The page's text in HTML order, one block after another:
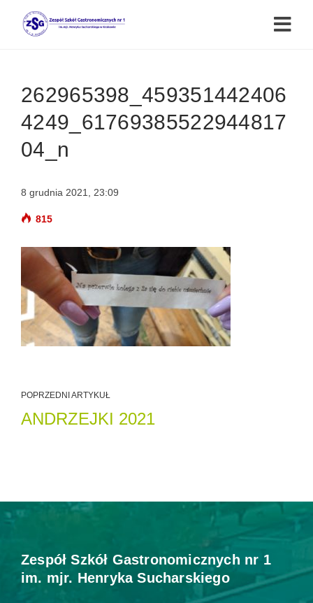
262965398_459351442406
4249_61769385522944817
04_n
8 grudnia 2021, 23:09
815
POPRZEDNI ARTYKUŁ
ANDRZEJKI 2021
Zespół Szkół Gastronomicznych nr 1
im. mjr. Henryka Sucharskiego